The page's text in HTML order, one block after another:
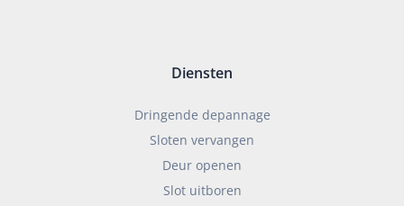
Diensten
Dringende depannage
Sloten vervangen
Deur openen
Slot uitboren